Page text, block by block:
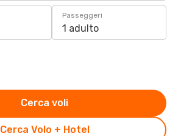
Passeggeri
1 adulto
Cerca Volo + Hotel
Cerca voli